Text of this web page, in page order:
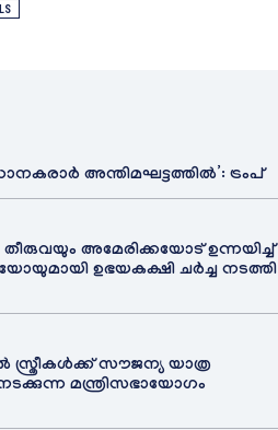
അന്തിമഘട്ടത്തിൽ‌’: ട്രംപ്
തീരുവയും അമേരിക്കയോട് ഉന്നയിച്ച്
ഉഭയകക്ഷി ചർച്ച നടത്തി
സൗജന്യ യാത്ര
മന്ത്രിസഭായോഗം